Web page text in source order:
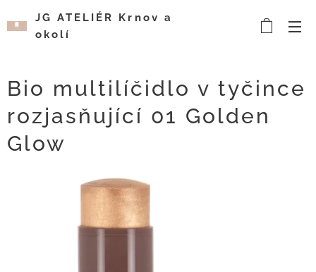
JG ATELIÉR Krnov a
okolí
Bio multilíčidlo v tyčince
rozjasňující 01 Golden
Glow